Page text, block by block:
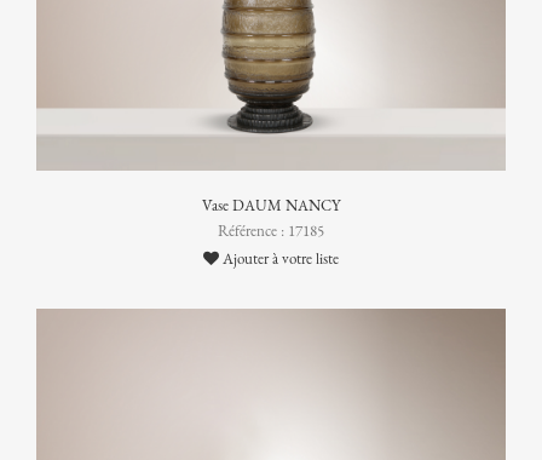
Vase DAUM NANCY
Référence : 17185
Ajouter à votre liste